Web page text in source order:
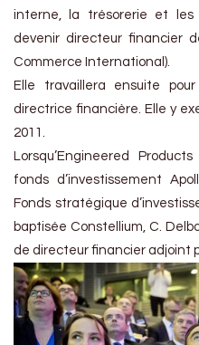
interne, la trésorerie et les
devenir directeur financier
Commerce International).
Elle travaillera ensuite
directrice financière. Elle y
2011.
Lorsqu’Engineered
fonds d’investissement
Fonds stratégique
baptisée Constellium, C.
de directeur financier adjoint